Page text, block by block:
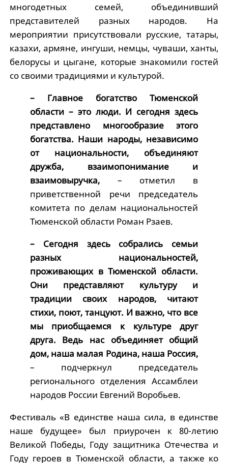
многодетных семей, объединивший
представителей разных народов. На
мероприятии присутствовали русские, татары,
казахи, армяне, ингуши, немцы, чуваши, ханты,
белорусы и цыгане, которые знакомили гостей
со своими традициями и культурой.
– Главное богатство Тюменской
области – это люди. И сегодня здесь
представлено многообразие этого
богатства. Наши народы, независимо
от национальности, объединяют
дружба, взаимопонимание и
взаимовыручка,– отметил в
приветственной речи председатель
комитета по делам национальностей
Тюменской области Роман Рзаев.
– Сегодня здесь собрались семьи
разных национальностей,
проживающих в Тюменской области.
Они представляют культуру и
традиции своих народов, читают
стихи, поют, танцуют. И важно, что все
мы приобщаемся к культуре друг
друга. Ведь нас объединяет общий
дом, наша малая Родина, наша Россия,
– подчеркнул председатель
регионального отделения Ассамблеи
народов России Евгений Воробьев.
Фестиваль «В единстве наша сила, в единстве
наше будущее» был приурочен к 80-летию
Великой Победы, Году защитника Отечества и
Году героев в Тюменской области, а также ко